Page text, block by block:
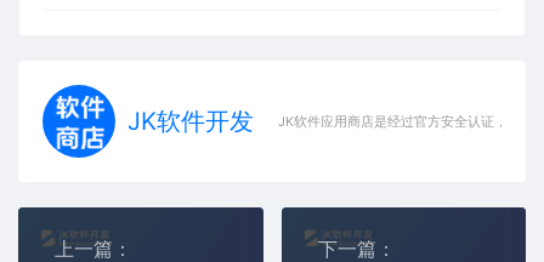
JK软件开发 JK软件应用商店是经过官方安全认证，保障
上一篇：
下一篇：